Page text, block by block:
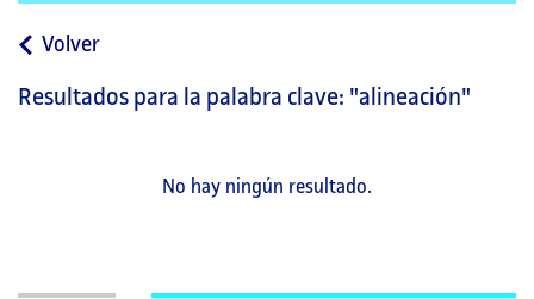
Volvera
página
Resultados para la palabra clave: "alineación"
No hay ningún resultado.